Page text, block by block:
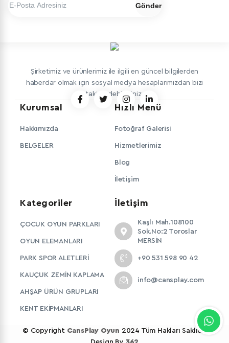
Gönder
Şirketimiz ve ürünlerimiz ile ilgili en güncel bilgilerden
haberdar olmak için sosyal medya hesaplarımızdan bizi
takip edebilirsiniz.
Kurumsal
Hakkımızda
BELGELER
Hızlı Menü
Fotoğraf Galerisi
Hizmetlerimiz
Blog
İletişim
Kategoriler
ÇOCUK OYUN PARKLARI
OYUN ELEMANLARI
PARK SPOR ALETLERİ
KAUÇUK ZEMİN KAPLAMA
AHŞAP ÜRÜN GRUPLARI
KENT EKİPMANLARI
İletişim
Kaşlı Mah.108100
Sok.No:2 Toroslar
MERSİN
+90 531 598 90 42
info@cansplay.com
© Copyright CansPlay Oyun 2024 Tüm Hakları Saklıdır